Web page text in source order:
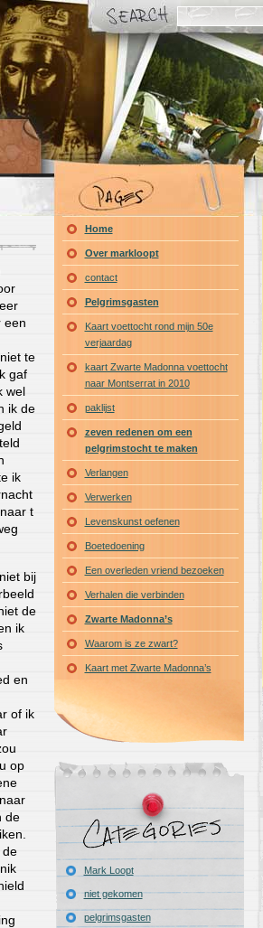
een
te
gaf
wel
ik de
ik
t
bij
de
ik
en
of ik
op
de
de
Home
Over markloopt
contact
Pelgrimsgasten
Kaart voettocht rond mijn 50e
verjaardag
kaart Zwarte Madonna voettocht
naar Montserrat in 2010
paklijst
zeven redenen om een
pelgrimstocht te maken
Verlangen
Verwerken
Levenskunst oefenen
Boetedoening
Een overleden vriend bezoeken
Verhalen die verbinden
Zwarte Madonna’s
Waarom is ze zwart?
Kaart met Zwarte Madonna’s
Mark Loopt
niet gekomen
pelgrimsgasten